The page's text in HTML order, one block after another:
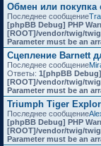
Обмен или покупка
Последнее сообщение
[phpBB Debug] PHP
[ROOT]/vendor/twig/
Parameter must be an
Сцепление Barnett
Последнее сообщение
Ответы: 1[phpBB
[ROOT]/vendor/twig/
Parameter must be an
Triumph Tiger
Последнее сообщение
[phpBB Debug] PHP
[ROOT]/vendor/twig/
Parameter must be an